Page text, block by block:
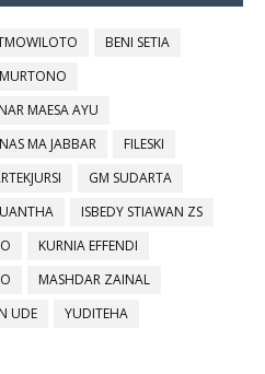
BENI SETIA
MAESA AYU
MA JABBAR
FILESKI
GM SUDARTA
ISBEDY STIAWAN ZS
KURNIA EFFENDI
MASHDAR ZAINAL
UDE
YUDITEHA